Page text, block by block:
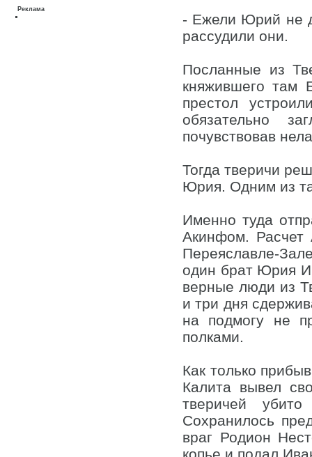
Реклама
- Ежели Юрий не
рассудили они.
Посланные из
княжившего там
престол
обязательно
почувствовав
Тогда тверичи
Юрия. Одним из
Именно туда
Акинфом. Расчет
Переяславле-
один брат Юрия
верные люди из
и три дня
на подмогу не
полками.
Как только
Калита вывел
тверичей
Сохранилось
враг Родион